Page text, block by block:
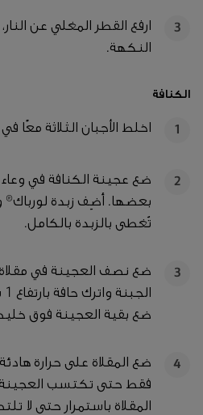
3
ارفع القطر المغلي عن
النكهة.
الكنافة
1 اخلط الأجبان الثلاثة معًا
2
ضع عجينة الكنافة في
بعضها. أضِف زبدة
تُغطى بالزبدة بالكامل.
3
ضع نصف العجينة في
ضع بقية العجينة فوق خليط
4
فقط حتى تكتسب
المقلاة باستمرار حتى لا